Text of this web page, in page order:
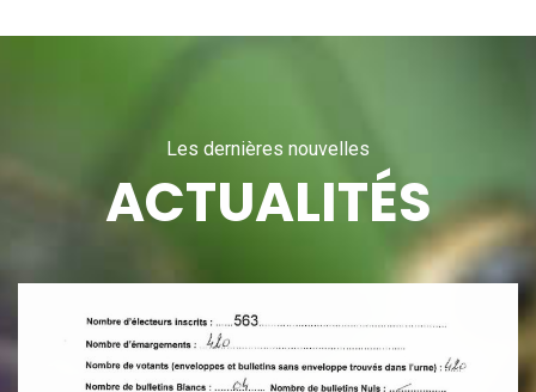
Les dernières nouvelles
ACTUALITÉS